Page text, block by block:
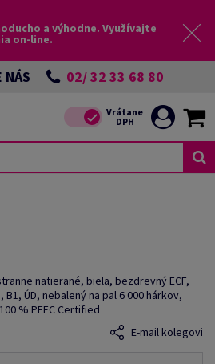
a výhodne. Využívajte
on-line.
NÁS 02/ 32 33 68 80
natierané, biela, bezdrevný ECF,
ÚD, nebalený na pal 6 000 hárkov,
% PEFC Certified
E-mail kolegovi